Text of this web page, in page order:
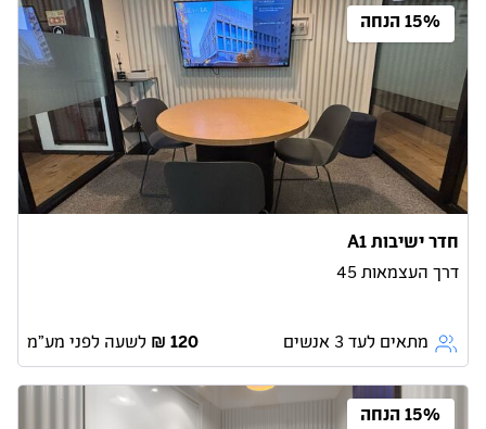
15% הנחה
חדר ישיבות A1
דרך העצמאות 45
מתאים לעד 3 אנשים לשעה לפני מע״מ
15% הנחה